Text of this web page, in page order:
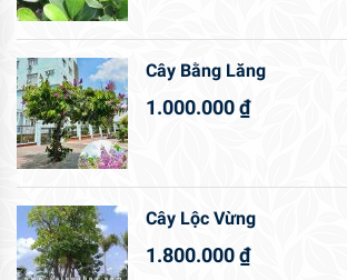
Cây Bằng Lăng
1.000.000₫
Cây Lộc Vừng
1.800.000₫